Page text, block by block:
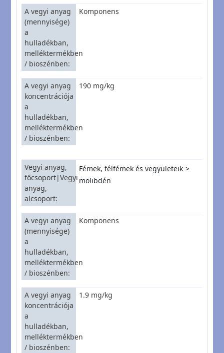
A vegyi anyag
(mennyisége)
a
hulladékban,
melléktermékben
/ bioszénben
Komponens
A vegyi anyag
koncentrációja
a
hulladékban,
melléktermékben
/ bioszénben
190 mg/kg
Vegyi anyag,
főcsoport|Vegyi
anyag,
alcsoport
Fémek, félfémek és vegyületeik
molibdén
A vegyi anyag
(mennyisége)
a
hulladékban,
melléktermékben
/ bioszénben
Komponens
A vegyi anyag
koncentrációja
a
hulladékban,
melléktermékben
/ bioszénben
1.9 mg/kg